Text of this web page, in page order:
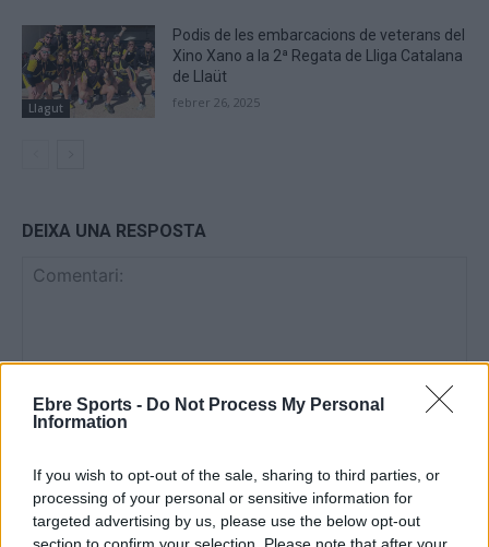
Ebre Sports - Do Not Process My Personal
Information
If you wish to opt-out of the sale, sharing to third parties, or
processing of your personal or sensitive information for
targeted advertising by us, please use the below opt-out
Llagut
Podis de les embarcacions de veterans del
Xino Xano a la 2ª Regata de Lliga Catalana
de Llaüt
febrer 26, 2025
DEIXA UNA RESPOSTA